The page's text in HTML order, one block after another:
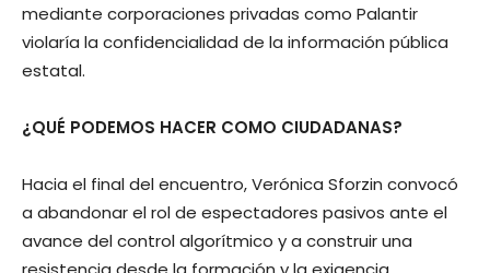
mediante corporaciones privadas como Palantir
violaría la confidencialidad de la información pública
estatal.
¿QUÉ PODEMOS HACER COMO CIUDADANAS?
Hacia el final del encuentro, Verónica Sforzin convocó
a abandonar el rol de espectadores pasivos ante el
avance del control algorítmico y a construir una